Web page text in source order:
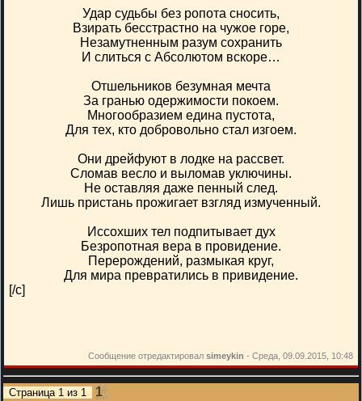
Удар судьбы без ропота сносить,
Взирать бесстрастно на чужое горе,
Незамутненным разум сохранить
И слиться с Абсолютом вскоре…
Отшельников безумная мечта
За гранью одержимости покоем.
Многообразием едина пустота,
Для тех, кто добровольно стал изгоем.
Они дрейфуют в лодке на рассвет.
Сломав весло и выломав уключины.
Не оставляя даже пенный след.
Лишь пристань прожигает взгляд измученный.
Иссохших тел подпитывает дух
Безропотная вера в провидение.
Перерождений, размыкая круг,
Для мира превратились в привидение.
[/c]
Сообщение отредактировал simeykin - Среда, 09.09.2015, 10:48
Страница 1 из 1 1